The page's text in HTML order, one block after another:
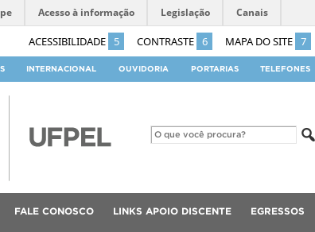
ACESSIBILIDADE 5 CONTRASTE 6 MAPA DO SITE 7
Acesso à informação Legislação Canais
INTERNACIONAL OUVIDORIA PORTARIAS TELEFONES
FALE CONOSCO LINKS APOIO DISCENTE EGRESSOS